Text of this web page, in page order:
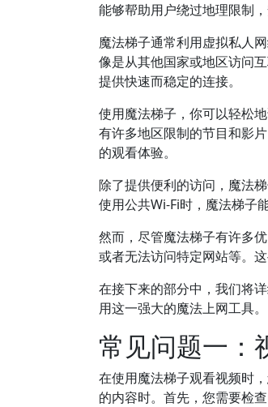
能够帮助用户绕过地理限制
魔法梯子通常利用虚拟私人
像是从其他国家或地区访问
提供快速而稳定的连接。
使用魔法梯子，你可以轻松
有许多地区限制的节目和影
的观看体验。
除了提供便利的访问，魔法
使用公共Wi-Fi时，魔法梯子
然而，尽管魔法梯子有许多
或者无法访问特定网站等。
在接下来的部分中，我们将
用这一强大的魔法上网工具。
常见问题一：
在使用魔法梯子观看视频时
的内容时。首先，您需要检